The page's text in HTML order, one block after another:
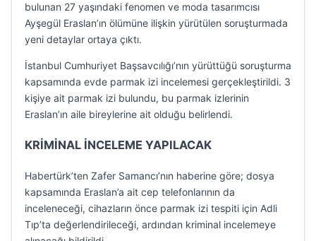
bulunan 27 yaşındaki fenomen ve moda tasarımcısı
Ayşegül Eraslan’ın ölümüne ilişkin yürütülen soruşturmada
yeni detaylar ortaya çıktı.
İstanbul Cumhuriyet Başsavcılığı’nın yürüttüğü soruşturma
kapsamında evde parmak izi incelemesi gerçekleştirildi. 3
kişiye ait parmak izi bulundu, bu parmak izlerinin
Eraslan’ın aile bireylerine ait olduğu belirlendi.
KRİMİNAL İNCELEME YAPILACAK
Habertürk’ten Zafer Samancı’nın haberine göre; dosya
kapsamında Eraslan’a ait cep telefonlarının da
inceleneceği, cihazların önce parmak izi tespiti için Adli
Tıp’ta değerlendirileceği, ardından kriminal incelemeye